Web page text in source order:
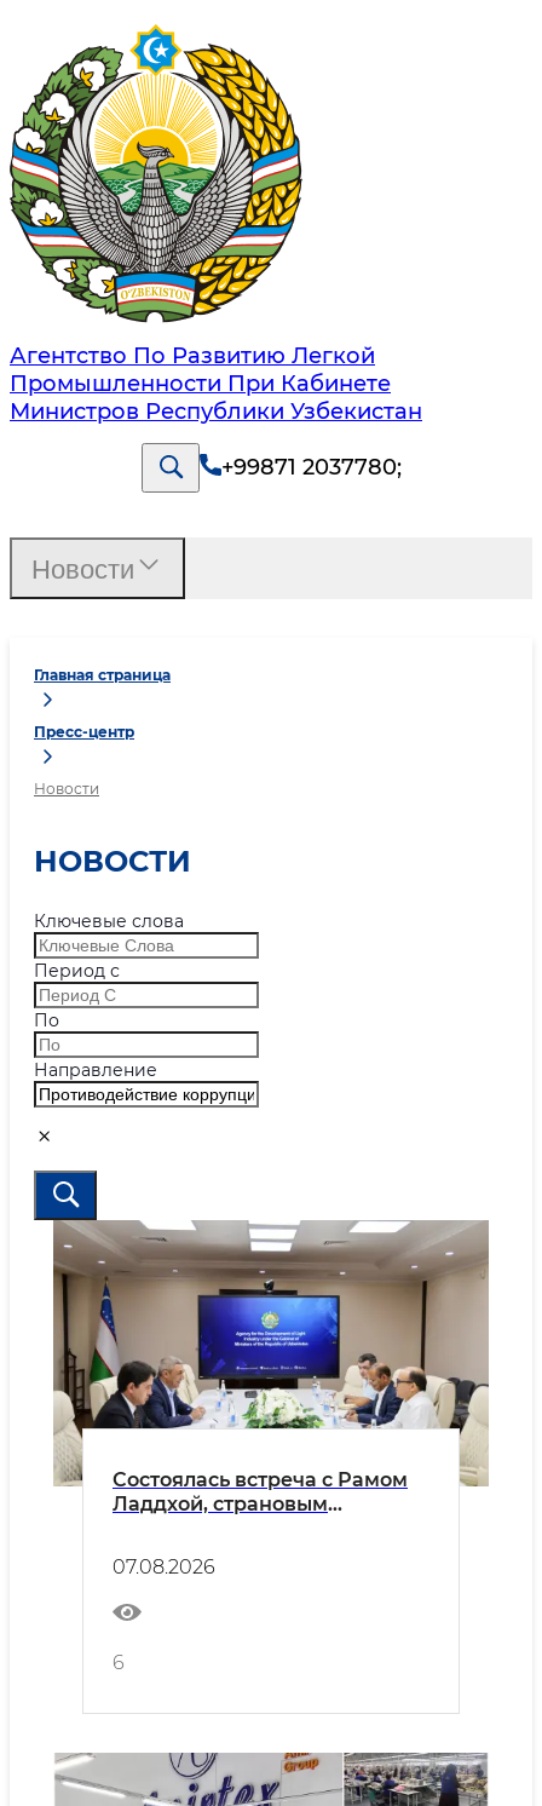
Агентство По Развитию Легкой
Промышленности При Кабинете
Министров Республики Узбекистан
+99871 2037780;
Главная страница
Пресс-центр
Новости
НОВОСТИ
Ключевые слова
Период с
По
Направление
Состоялась встреча с Рамом
Ладдхой, страновым
Узбекистане.
07.08.2026
6
Новости